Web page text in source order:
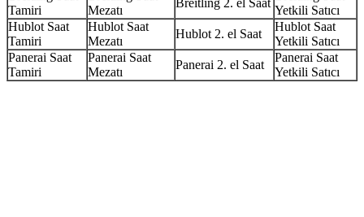
Tamiri
Mezatı
Yetkili Satıcı
Hublot Saat
Tamiri
Hublot Saat
Mezatı
Hublot 2. el Saat
Hublot Saat
Yetkili Satıcı
Panerai Saat
Tamiri
Panerai Saat
Mezatı
Panerai 2. el Saat
Panerai Saat
Yetkili Satıcı